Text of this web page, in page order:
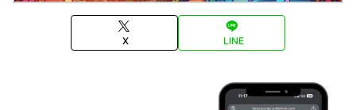
X LINE